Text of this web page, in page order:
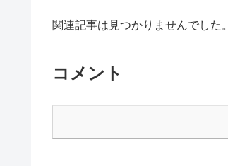
関連記事は見つかりませんでした。
コメント